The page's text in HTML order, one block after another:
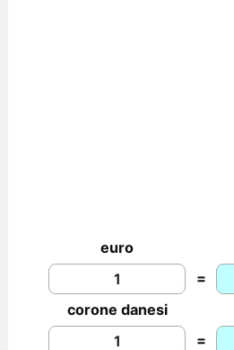
euro
=
corone danesi
=